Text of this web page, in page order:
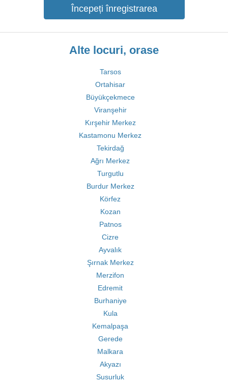
Începeți înregistrarea
Alte locuri, orase
Tarsos
Ortahisar
Büyükçekmece
Viranşehir
Kırşehir Merkez
Kastamonu Merkez
Tekirdağ
Ağrı Merkez
Turgutlu
Burdur Merkez
Körfez
Kozan
Patnos
Cizre
Ayvalık
Şırnak Merkez
Merzifon
Edremit
Burhaniye
Kula
Kemalpaşa
Gerede
Malkara
Akyazı
Susurluk